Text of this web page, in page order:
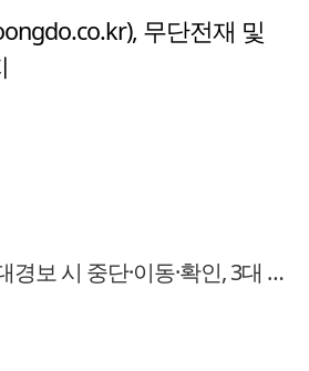
무단전재 및
[인터뷰]"폭염중대경보 시 중단·이동·확인, 3대 수칙 실천을"